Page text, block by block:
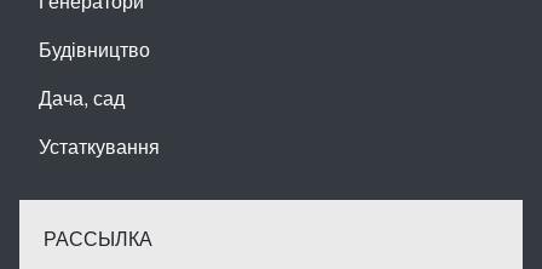
Будівництво
Дача, сад
Устаткування
РАССЫЛКА